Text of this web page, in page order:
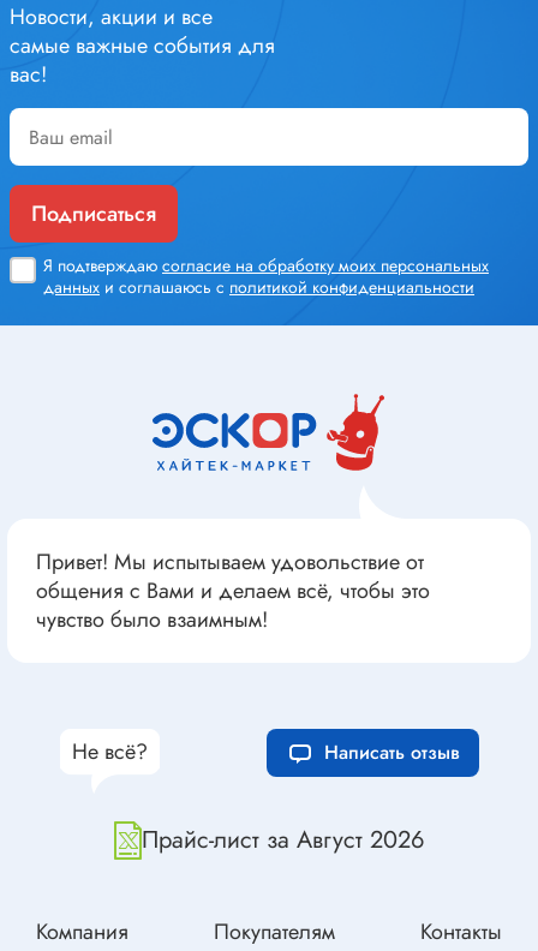
Новости, акции и все
самые важные события для
вас!
Подписаться
Я подтверждаю согласие на обработку моих персональных
данных и соглашаюсь с политикой конфиденциальности
Привет! Мы испытываем удовольствие от
общения с Вами и делаем всё, чтобы это
чувство было взаимным!
Прайс-лист за Август 2026
Не всё? Написать отзыв
Компания Покупателям Контакты